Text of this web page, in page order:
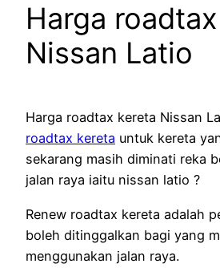
Harga
Nissan Latio
Harga roadtax kereta Nissan
roadtax kereta untuk kereta
sekarang masih diminati reka
jalan raya iaitu nissan latio ?
Renew roadtax kereta adalah
boleh ditinggalkan bagi yang
menggunakan jalan raya.